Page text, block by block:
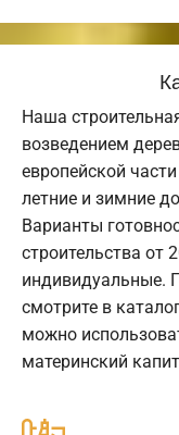
Наша
возведением
европейской
летние и зимние
Варианты
строительства от
индивидуальные.
смотрите в
можно
материнский